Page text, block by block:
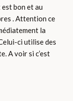
bon et au
. Attention ce
la
ci utilise des
A voir si c’est